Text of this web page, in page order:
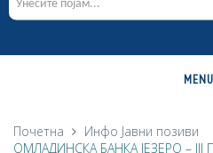
MENU
О
Почетна Инфо Јавни позиви
ОМЛАДИНСКА БАНКА ЈЕЗЕРО – III